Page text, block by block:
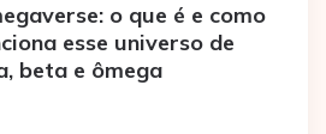
o que é e como
esse universo de
beta e ômega